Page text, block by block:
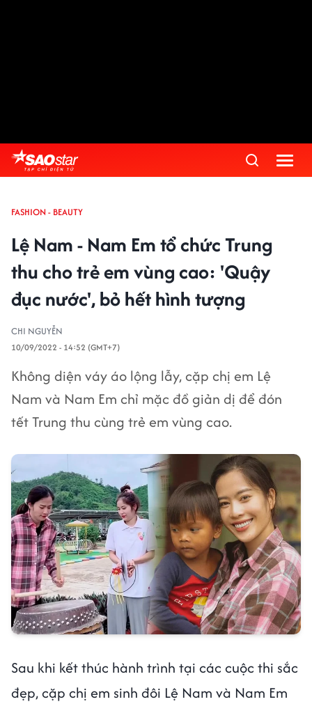
FASHION - BEAUTY
Lệ Nam - Nam Em tổ chức Trung
thu cho trẻ em vùng cao: 'Quậy
đục nước', bỏ hết hình tượng
CHI NGUYỄN
10/09/2022 - 14:52 (GMT+7)
Không diện váy áo lộng lẫy, cặp chị em Lệ
Nam và Nam Em chỉ mặc đồ giản dị để đón
tết Trung thu cùng trẻ em vùng cao.
Sau khi kết thúc hành trình tại các cuộc thi sắc
đẹp, cặp chị em sinh đôi Lệ Nam và Nam Em